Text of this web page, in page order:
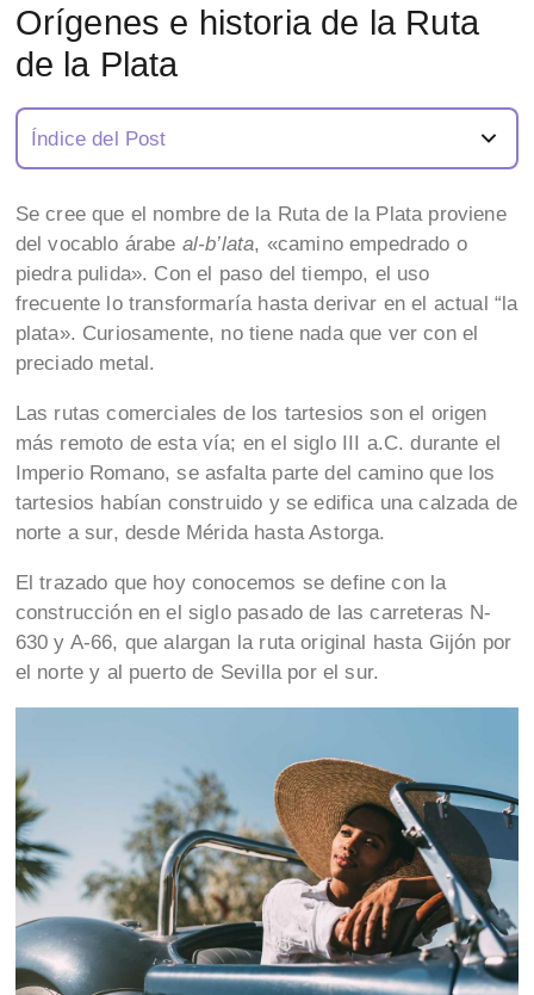
Orígenes e historia de la Ruta
de la Plata
Índice del Post
Se cree que el nombre de la Ruta de la Plata proviene
del vocablo árabe al-b’lata, «camino empedrado o
piedra pulida». Con el paso del tiempo, el uso
frecuente lo transformaría hasta derivar en el actual “la
plata». Curiosamente, no tiene nada que ver con el
preciado metal.
Las rutas comerciales de los tartesios son el origen
más remoto de esta vía; en el siglo III a.C. durante el
Imperio Romano, se asfalta parte del camino que los
tartesios habían construido y se edifica una calzada de
norte a sur, desde Mérida hasta Astorga.
El trazado que hoy conocemos se define con la
construcción en el siglo pasado de las carreteras N-
630 y A-66, que alargan la ruta original hasta Gijón por
el norte y al puerto de Sevilla por el sur.